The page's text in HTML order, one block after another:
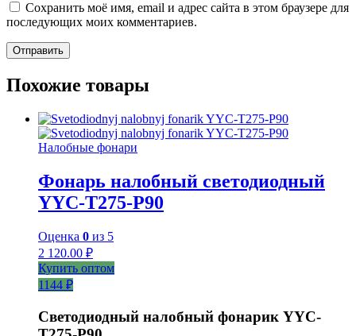
Сохранить моё имя, email и адрес сайта в этом браузере для
последующих моих комментариев.
Похожие товары
Налобные фонари
Фонарь налобный светодиодный
YYC-T275-P90
Оценка 0 из 5
2 120.00 ₽
Купить оптом
1144 ₽
Светодиодный налобный фонарик YYC-